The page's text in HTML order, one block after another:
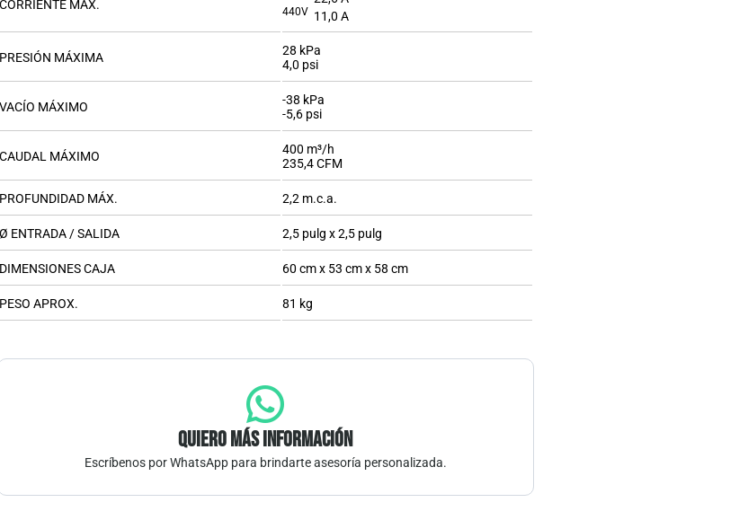
CORRIENTE MÁX. 440V 11,0 A
PRESIÓN MÁXIMA
28 kPa
4,0 psi
VACÍO MÁXIMO
-38 kPa
-5,6 psi
CAUDAL MÁXIMO
400 m³/h
235,4 CFM
PROFUNDIDAD MÁX. 2,2 m.c.a.
Ø ENTRADA / SALIDA 2,5 pulg x 2,5 pulg
DIMENSIONES CAJA 60 cm x 53 cm x 58 cm
PESO APROX. 81 kg
Quiero más información
Escríbenos por WhatsApp para brindarte asesoría personalizada.